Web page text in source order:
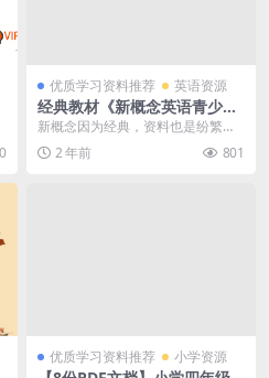
优质学习资料推荐 英语资源
经典教材《新概念英语青少
版》(Starter A至3B)视频+课
件+录音+动画+试题全套资料
百度网盘下载
新概念因为经典，资料也是纷繁芜
杂，很多时候我们都不知道哪个好
哪个不需要，真的看的...
2 年前 801
优质学习资料推荐 小学资源